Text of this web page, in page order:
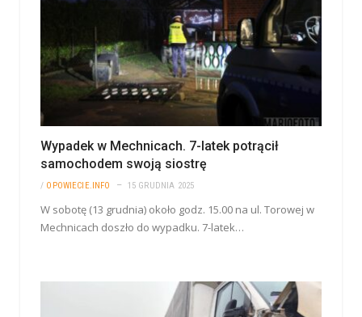
Wypadek w Mechnicach. 7-latek potrącił
samochodem swoją siostrę
/ OPOWIECIE.INFO 15 GRUDNIA 2025
W sobotę (13 grudnia) około godz. 15.00 na ul. Torowej w
Mechnicach doszło do wypadku. 7-latek…